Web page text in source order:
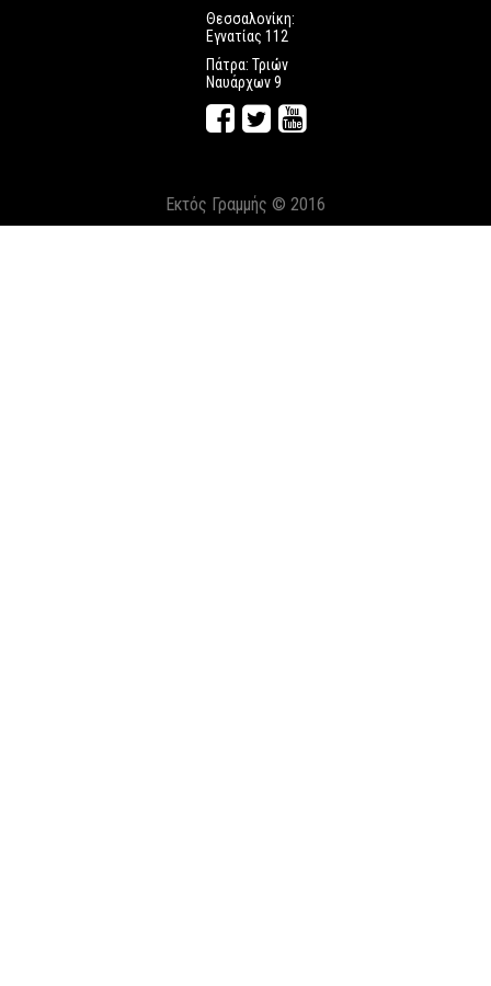
Θεσσαλονίκη:
Εγνατίας 112
Πάτρα: Τριών
Ναυάρχων 9
Εκτός Γραμμής © 2016